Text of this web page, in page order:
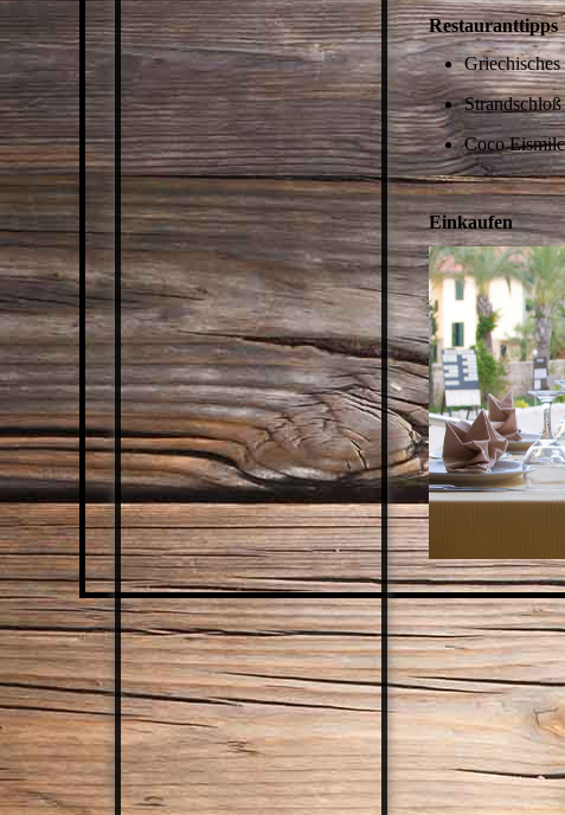
Restauranttipps
Coco
Einkaufen